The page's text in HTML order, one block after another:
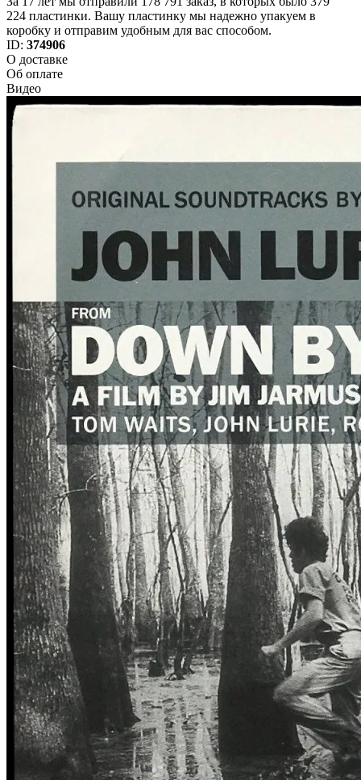
224 пластинки. Вашу пластинку мы надежно упакуем в
коробку и отправим удобным для вас способом.
ID: 374906
О доставке
Об оплате
Видео